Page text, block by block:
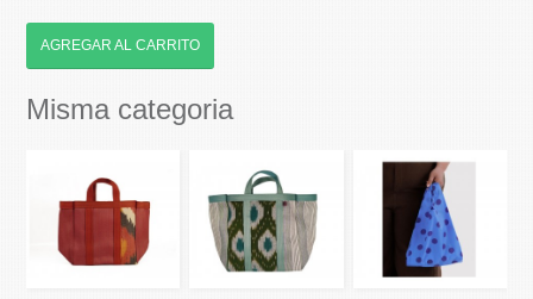
AGREGAR AL CARRITO
Misma categoria